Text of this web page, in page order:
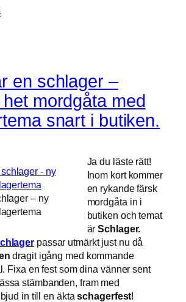
en schlager –
mordgåta med
snart i butiken.
– ny
Ja du läste rätt!
Inom kort kommer
en rykande färsk
mordgåta in i
butiken och temat
ärSchlager.
passar utmärkt just nu då
dragit igång med kommande
Fixa en fest som dina vänner sent
stämbanden, fram med
in till en äktaschagerfest!